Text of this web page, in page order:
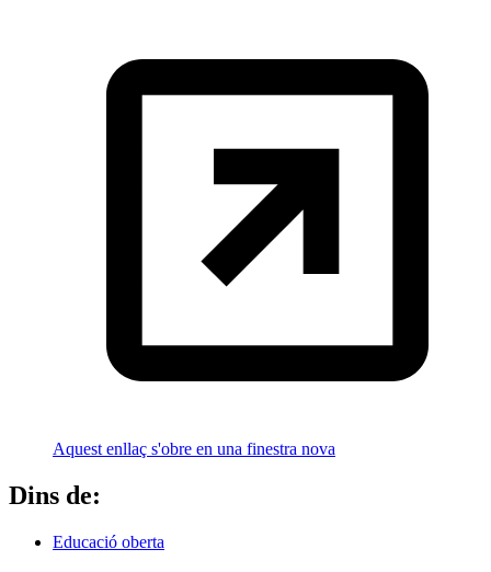
Aquest enllaç s'obre en una finestra nova
Dins de:
Educació oberta